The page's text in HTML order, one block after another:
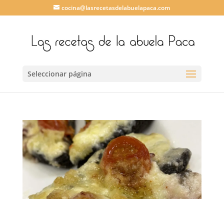
cocina@lasrecetasdelabuelapaca.com
Seleccionar página